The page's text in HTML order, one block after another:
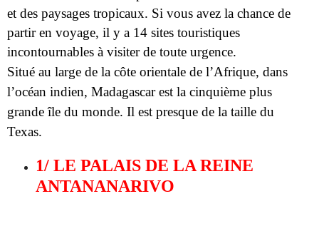
Situé au large de la côte orientale de l’Afrique, dans
l’océan indien, Madagascar est la cinquième plus
grande île du monde. Il est presque de la taille du
Texas.
1/ LE PALAIS DE LA REINE
ANTANANARIVO